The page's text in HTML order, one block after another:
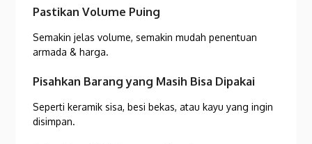
Pastikan Volume Puing
Semakin jelas volume, semakin mudah penentuan
armada & harga.
Pisahkan Barang yang Masih Bisa Dipakai
Seperti keramik sisa, besi bekas, atau kayu yang ingin
disimpan.